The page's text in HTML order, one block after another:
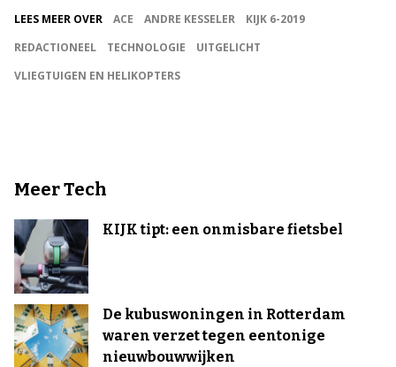
LEES MEER OVER ACE ANDRE KESSELER
KIJK 6-2019
REDACTIONEEL
TECHNOLOGIE
UITGELICHT
VLIEGTUIGEN EN HELIKOPTERS
Meer Tech
KIJK tipt: een onmisbare fietsbel
De kubuswoningen in Rotterdam
waren verzet tegen eentonige
nieuwbouwwijken